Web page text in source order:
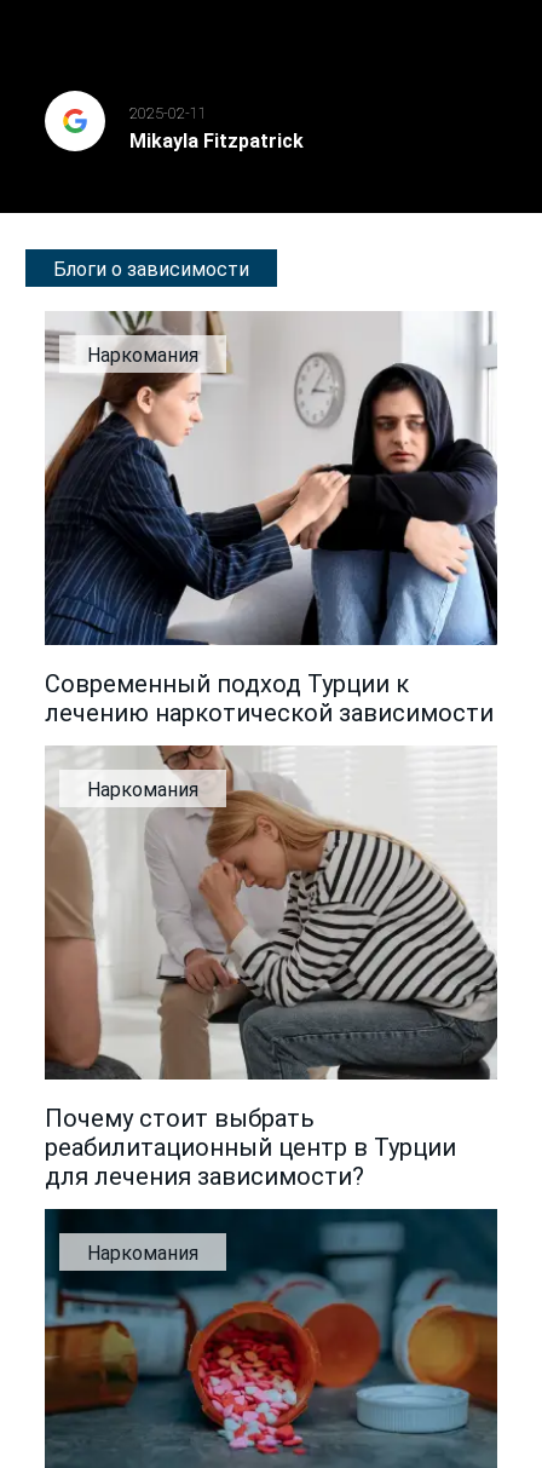
2025-02-11
Mikayla Fitzpatrick
Блоги о зависимости
Современный подход Турции к
лечению наркотической зависимости
Наркомания
Почему стоит выбрать
реабилитационный центр в Турции
для лечения зависимости?
Наркомания
Наркомания